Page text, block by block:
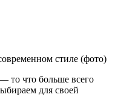
то что больше всего
для своей